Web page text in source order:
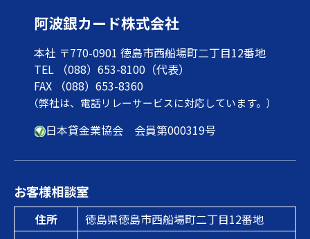
阿波銀カード株式会社
本社 〒770-0901 徳島市西船場町二丁目12番地
TEL （088）653-8100（代表）
FAX （088）653-8360
（弊社は、電話リレーサービスに対応しています。）
日本貸金業協会 会員第000319号
お客様相談室
住所
徳島県徳島市西船場町二丁目12番地